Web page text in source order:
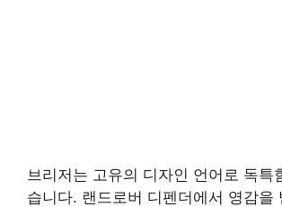
브리저는 고유의 디자인 언어로 독특
습니다. 랜드로버 디펜더에서 영감을